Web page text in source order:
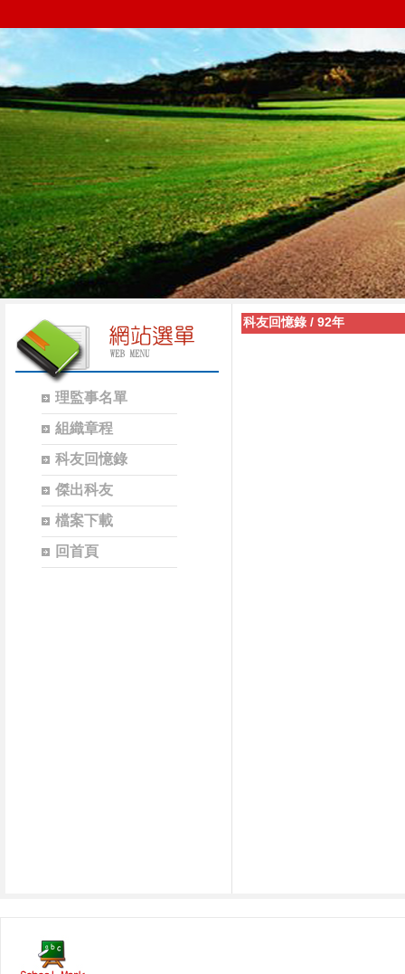
理監事名單
組織章程
科友回憶錄
傑出科友
檔案下載
回首頁
科友回憶錄 / 92年